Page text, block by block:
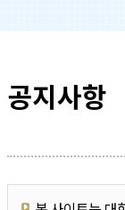
공지사항